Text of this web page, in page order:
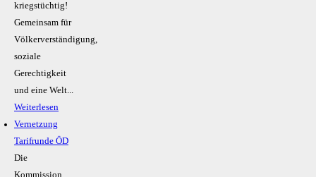
kriegstüchtig!
Gemeinsam für
Völkerverständigung,
soziale
Gerechtigkeit
und eine Welt...
Weiterlesen
Vernetzung
Tarifrunde ÖD
Die
Kommission